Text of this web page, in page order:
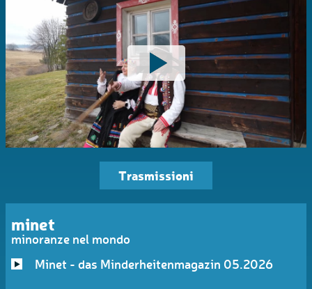
Trasmissioni
minet
minoranze nel mondo
Minet - das Minderheitenmagazin 05.2026